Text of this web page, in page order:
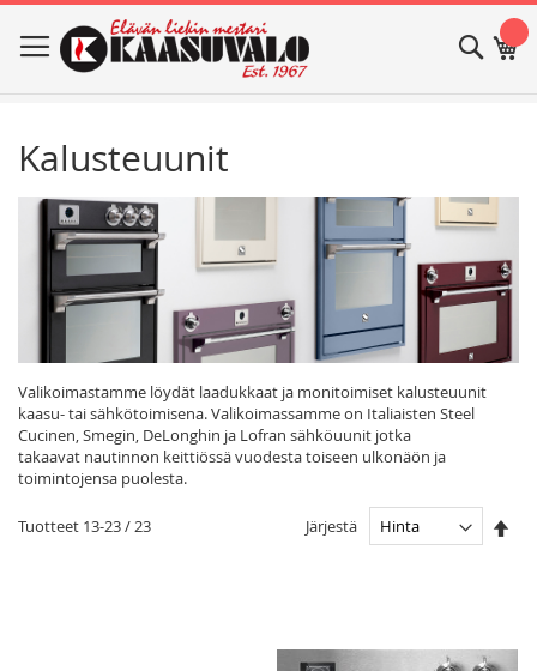
to
Content
Haku
Kalusteuunit
Valikoimastamme löydät laadukkaat ja monitoimiset kalusteuunit
kaasu- tai sähkötoimisena. Valikoimassamme on Italiaisten Steel
Cucinen, Smegin, DeLonghin ja Lofran sähköuunit jotka
takaavat nautinnon keittiössä vuodesta toiseen ulkonäön ja
toimintojensa puolesta.
Tuotteet 13-23/23 Järjestä